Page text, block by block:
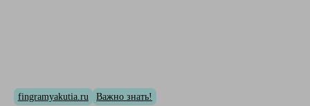
fingramyakutia.ru Важно знать!